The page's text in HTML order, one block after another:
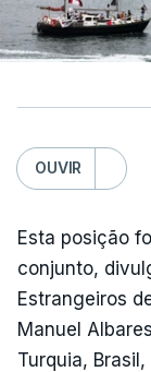
OUVIR
Esta posição
conjunto,
Estrangeiros
Manuel
Turquia,